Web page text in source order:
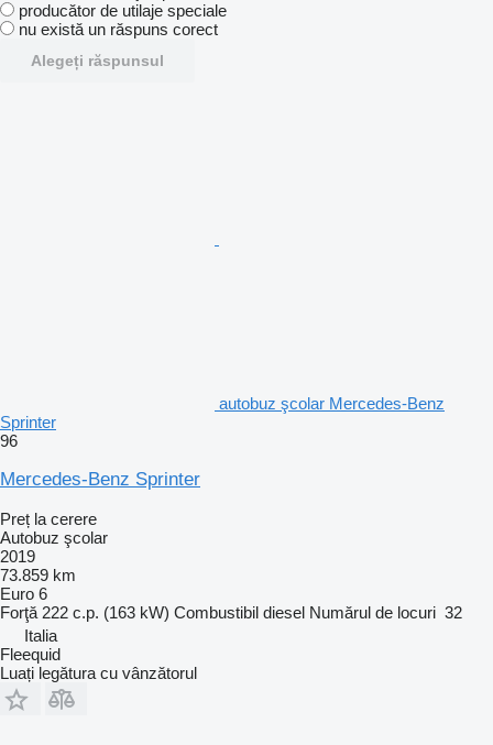
producător de utilaje speciale
nu există un răspuns corect
Alegeți răspunsul
autobuz şcolar Mercedes-Benz
Sprinter
96
Mercedes-Benz Sprinter
Preț la cerere
Autobuz şcolar
2019
73.859 km
Euro 6
Forţă 222 c.p. (163 kW) Combustibil diesel Numărul de locuri 32
Italia
Fleequid
Luați legătura cu vânzătorul